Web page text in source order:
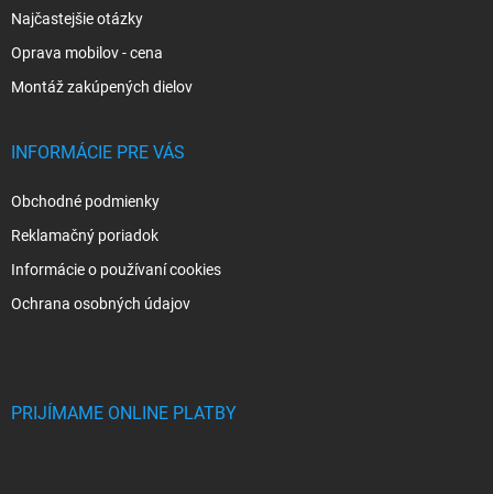
Najčastejšie otázky
Oprava mobilov - cena
Montáž zakúpených dielov
INFORMÁCIE PRE VÁS
Obchodné podmienky
Reklamačný poriadok
Informácie o používaní cookies
Ochrana osobných údajov
PRIJÍMAME ONLINE PLATBY